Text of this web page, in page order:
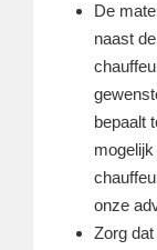
De
naast
bepaalt
onze
Zorg